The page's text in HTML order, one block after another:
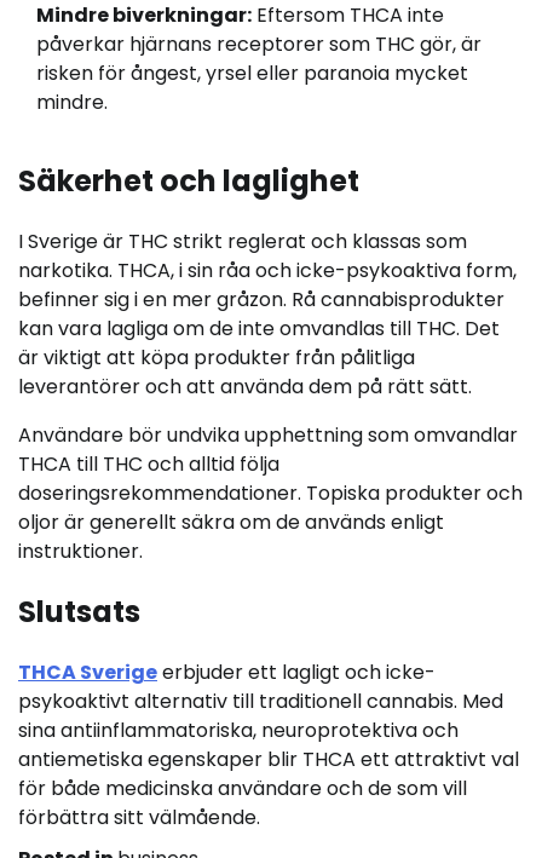
Mindre biverkningar: Eftersom THCA inte
påverkar hjärnans receptorer som THC gör, är
risken för ångest, yrsel eller paranoia mycket
mindre.
Säkerhet och laglighet
I Sverige är THC strikt reglerat och klassas som
narkotika. THCA, i sin råa och icke-psykoaktiva form,
befinner sig i en mer gråzon. Rå cannabisprodukter
kan vara lagliga om de inte omvandlas till THC. Det
är viktigt att köpa produkter från pålitliga
leverantörer och att använda dem på rätt sätt.
Användare bör undvika upphettning som omvandlar
THCA till THC och alltid följa
doseringsrekommendationer. Topiska produkter och
oljor är generellt säkra om de används enligt
instruktioner.
Slutsats
THCA Sverigeerbjuder ett lagligt och icke-
psykoaktivt alternativ till traditionell cannabis. Med
sina antiinflammatoriska, neuroprotektiva och
antiemetiska egenskaper blir THCA ett attraktivt val
för både medicinska användare och de som vill
förbättra sitt välmående.